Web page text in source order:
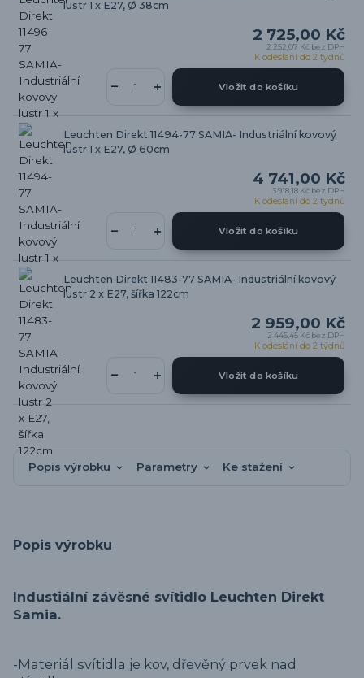
lustr 1 x E27, Ø 38cm
2 725,00 Kč
2 252,07 Kč bez DPH
K odeslání do 2 týdnů
Vložit do košíku
Leuchten Direkt 11494-77 SAMIA- Industriální kovový
lustr 1 x E27, Ø 60cm
4 741,00 Kč
3 918,18 Kč bez DPH
K odeslání do 2 týdnů
Vložit do košíku
Leuchten Direkt 11483-77 SAMIA- Industriální kovový
lustr 2 x E27, šířka 122cm
2 959,00 Kč
2 445,45 Kč bez DPH
K odeslání do 2 týdnů
Vložit do košíku
Popis výrobku Parametry Ke stažení
Popis výrobku
Industiální závěsné svítidlo Leuchten Direkt
Samia.
-Materiál svítidla je kov, dřevěný prvek nad